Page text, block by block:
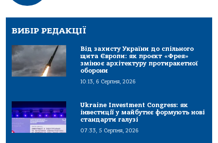
ВИБІР РЕДАКЦІЇ
Від захисту України до спільного
щита Європи: як проєкт «Фрея»
змінює архітектуру протиракетної
оборони
10:13, 6 Серпня, 2026
Ukraine Investment Congress: як
інвестиції у майбутнє формують нові
стандарти галузі
07:33, 5 Серпня, 2026